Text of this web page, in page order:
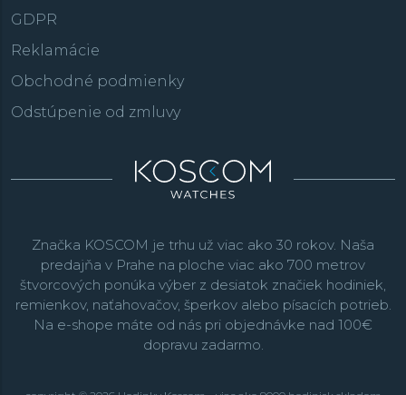
GDPR
Reklamácie
Obchodné podmienky
Odstúpenie od zmluvy
Značka KOSCOM je trhu už viac ako 30 rokov. Naša
predajňa v Prahe na ploche viac ako 700 metrov
štvorcových ponúka výber z desiatok značiek hodiniek,
remienkov, naťahovačov, šperkov alebo písacích potrieb.
Na e-shope máte od nás pri objednávke nad 100€
dopravu zadarmo.